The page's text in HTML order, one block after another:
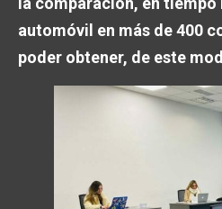
automóvil en más de 400
poder obtener, de este